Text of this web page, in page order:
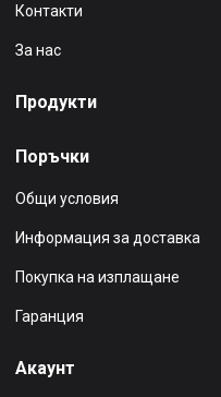
Контакти
За нас
Продукти
Поръчки
Общи условия
Информация за доставка
Покупка на изплащане
Гаранция
Акаунт